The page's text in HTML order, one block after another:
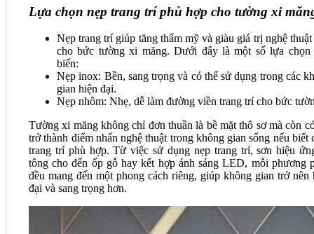
Lựa chọn nẹp trang trí phù hợp cho tường xi
Nẹp trang trí giúp tăng thẩm mỹ và giàu giá trị nghệ
cho bức tường xi măng. Dưới đây là một số lựa chọn
biến:
Nẹp inox: Bền, sang trọng và có thể sử dụng trong các
gian hiện đại.
Nẹp nhôm: Nhẹ, dễ làm đường viền trang trí cho bức
Tường xi măng không chỉ đơn thuần là bề mặt thô sơ mà còn
trở thành điểm nhấn nghệ thuật trong không gian sống nếu biết
trang trí phù hợp. Từ việc sử dụng nẹp trang trí, sơn hiệu
tông cho đến ốp gỗ hay kết hợp ánh sáng LED, mỗi phương
đều mang đến một phong cách riêng, giúp không gian trở nên
đại và sang trọng hơn.